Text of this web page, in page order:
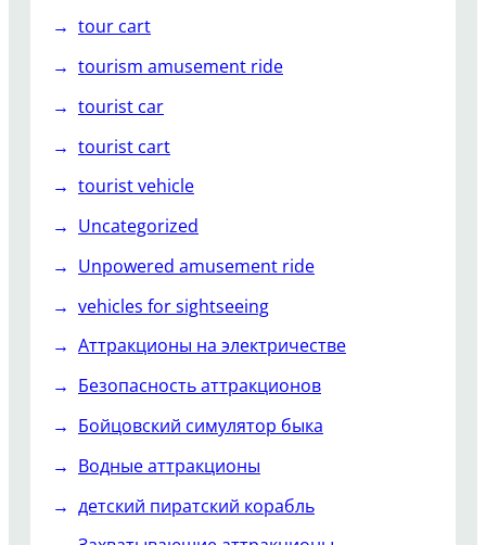
tour cart
tourism amusement ride
tourist car
tourist cart
tourist vehicle
Uncategorized
Unpowered amusement ride
vehicles for sightseeing
Аттракционы на электричестве
Безопасность аттракционов
Бойцовский симулятор быка
Водные аттракционы
детский пиратский корабль